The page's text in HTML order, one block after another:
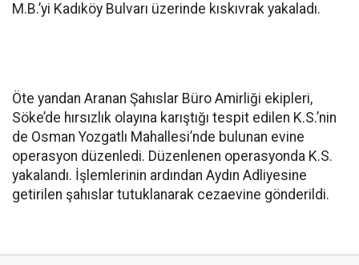
M.B.’yi Kadıköy Bulvarı üzerinde kıskıvrak yakaladı.
Öte yandan Aranan Şahıslar Büro Amirliği ekipleri,
Söke’de hırsızlık olayına karıştığı tespit edilen K.S.’nin
de Osman Yozgatlı Mahallesi’nde bulunan evine
operasyon düzenledi. Düzenlenen operasyonda K.S.
yakalandı. İşlemlerinin ardından Aydın Adliyesine
getirilen şahıslar tutuklanarak cezaevine gönderildi.